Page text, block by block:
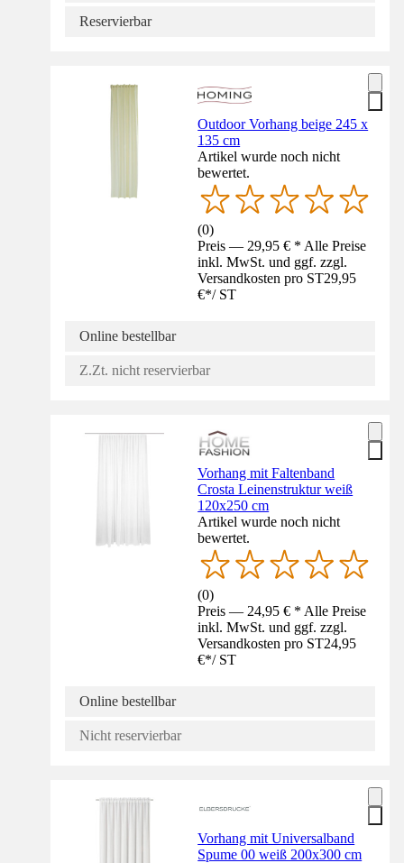
Reservierbar
Outdoor Vorhang beige 245 x
135 cm
Artikel wurde noch nicht
bewertet.
(0)
Preis — 29,95 € * Alle Preise
inkl. MwSt. und ggf. zzgl.
Versandkosten pro ST29,95
€*/ ST
Online bestellbar
Z.Zt. nicht reservierbar
Vorhang mit Faltenband
Crosta Leinenstruktur weiß
120x250 cm
Artikel wurde noch nicht
bewertet.
(0)
Preis — 24,95 € * Alle Preise
inkl. MwSt. und ggf. zzgl.
Versandkosten pro ST24,95
€*/ ST
Online bestellbar
Nicht reservierbar
Vorhang mit Universalband
Spume 00 weiß 200x300 cm